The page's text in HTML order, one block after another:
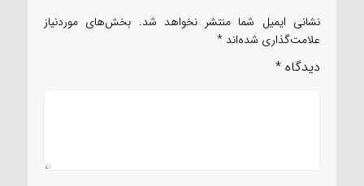
نشانی ایمیل شما منتشر نخواهد شد. بخش‌های موردنیاز
علامت‌گذاری شده‌اند *
دیدگاه *